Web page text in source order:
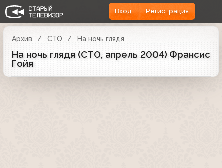
Вход Регистрация
Архив СТО На ночь глядя
На ночь глядя (СТО, апрель 2004) Франсис
Гойя